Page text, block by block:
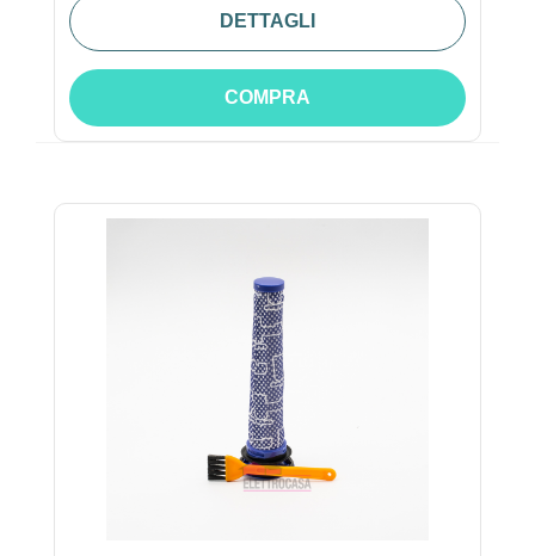
DETTAGLI
COMPRA